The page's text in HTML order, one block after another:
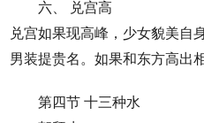
六、 兑宫高
兑宫如果现高峰，少女貌美自
男装提贵名。如果和东方高出
第四节 十三种水